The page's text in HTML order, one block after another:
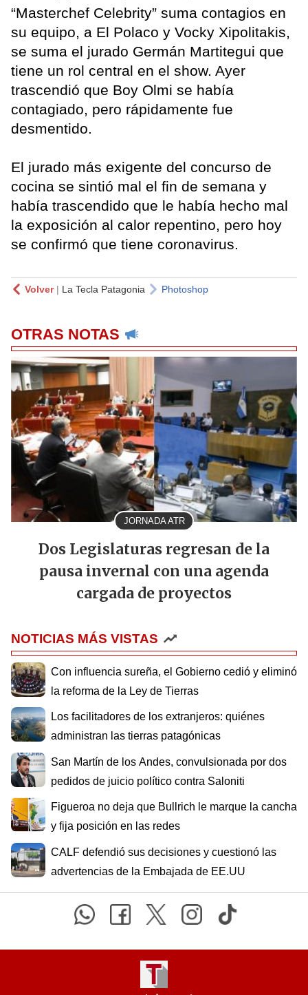
“Masterchef Celebrity” suma contagios en
su equipo, a El Polaco y Vocky Xipolitakis,
se suma el jurado Germán Martitegui que
tiene un rol central en el show. Ayer
trascendió que Boy Olmi se había
contagiado, pero rápidamente fue
desmentido.
El jurado más exigente del concurso de
cocina se sintió mal el fin de semana y
había trascendido que le había hecho mal
la exposición al calor repentino, pero hoy
se confirmó que tiene coronavirus.
Volver| La Tecla Patagonia Photoshop
OTRAS NOTAS
JORNADA ATR
Dos Legislaturas regresan de la
pausa invernal con una agenda
cargada de proyectos
NOTICIAS MÁS VISTAS
Con influencia sureña, el Gobierno cedió y eliminó
la reforma de la Ley de Tierras
Los facilitadores de los extranjeros: quiénes
administran las tierras patagónicas
San Martín de los Andes, convulsionada por dos
pedidos de juicio político contra Saloniti
Figueroa no deja que Bullrich le marque la cancha
y fija posición en las redes
CALF defendió sus decisiones y cuestionó las
advertencias de la Embajada de EE.UU